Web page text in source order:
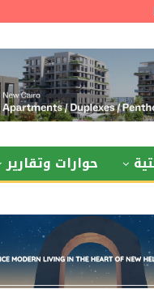
حوارات وتقارير